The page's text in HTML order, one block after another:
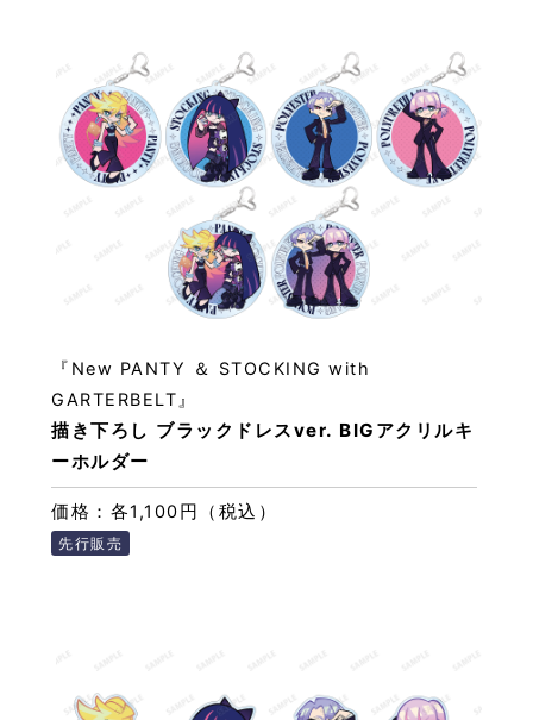
描き下ろし ブラックドレスver. BIGアクリルキ
ーホルダー
『New PANTY ＆ STOCKING with
GARTERBELT』
価格：各1,100円（税込）
先行販売